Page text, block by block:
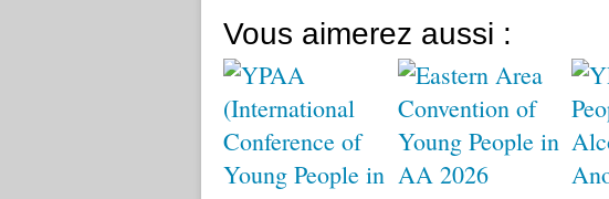
Vous aimerez aussi :